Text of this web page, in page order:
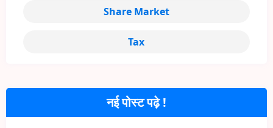
नई पोस्ट पढ़े !
Share Market
Tax